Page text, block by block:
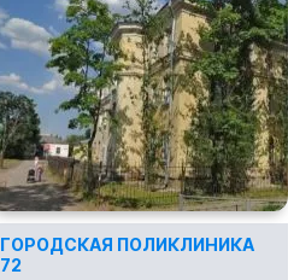
ГОРОДСКАЯ ПОЛИКЛИНИКА
72